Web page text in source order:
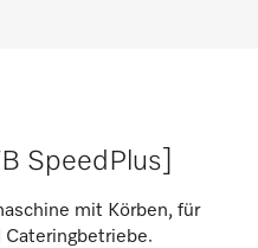
SpeedPlus]
mit Körben, für